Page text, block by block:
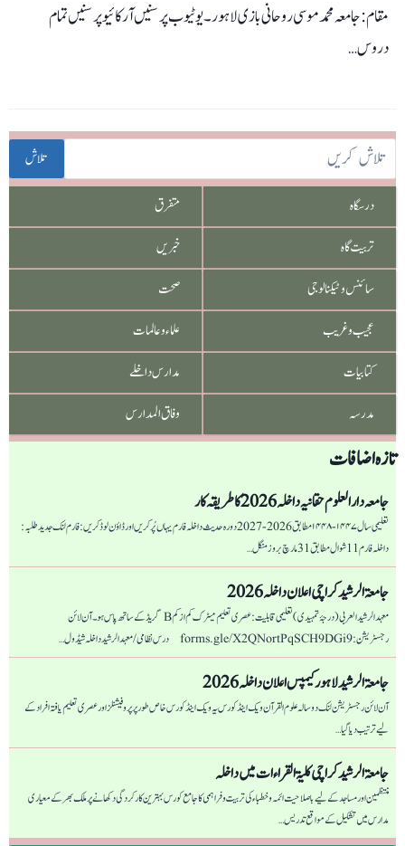
مقام: جامعہ محمد موسی روحانی بازی لاہور۔ یوٹیوب پر سنیں آرکائیو پر سنیں تمام
دروس…
تلاش
درسگاہ
متفرق
تربیت گاہ
خبریں
سائنس و ٹیکنالوجی
صحت
عجیب و غریب
علماء و عالمات
کتابیات
مدارس داخلے
مدرسہ
وفاق المدارس
تازہ اضافات
جامعہ دار العلوم حقانیہ داخلہ 2026 کا طریقہ کار
تعلیمی سال ۱۴۴۷-۱۴۴۸ مطابق 2026-2027 دورہ حدیث داخلہ فارم یہاں پُر کریں اور ڈاؤن لوڈ کریں: فارم لنک جدید طلبہ :
داخلہ فارم 11 شوال مطابق 31 مارچ بروز منگل…
جامعۃ الرشید کراچی اعلان داخلہ 2026
معہد الرشید العربی (درجۂ تمہیدی) تعلیمی قابلیت: عصری تعلیم میٹرک کم از کم B گریڈ کے ساتھ پاس ہو۔ آن لائن
رجسٹریشن: forms.gle/X2QNortPqSCH9DGi9 درس نظامی/ معہد الرشید داخلہ شیڈول…
جامعۃ الرشید لاہور کیمپس اعلان داخلہ 2026
آن لائن رجسٹریشن لنک دو سالہ علوم القرآن ویک اینڈ کورس یہ ویک اینڈ کورس خاص طور پر پروفیشنلز اور عصری تعلیم یافتہ افراد کے
لیے ترتیب دیا گیا…
جامعۃ الرشید کراچی كليۃ القراءات میں داخلہ
منتظمین اور مساجد کے لیے باصلاحیت ائمہ و خطباء کی تربیت و فراہمی کا جامع کورس بہترین کارکردگی دکھانے پر ملک بھر کے معیاری
مدارس میں تشکیل کے مواقع تدریس…